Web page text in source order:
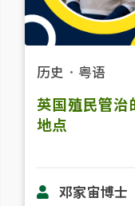
历史 ． 粤语
英国殖民管
地点
邓家宙博士